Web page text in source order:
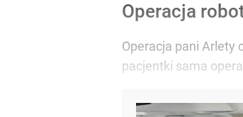
Operacja
Operacja pani Arlety
pacjentki sama